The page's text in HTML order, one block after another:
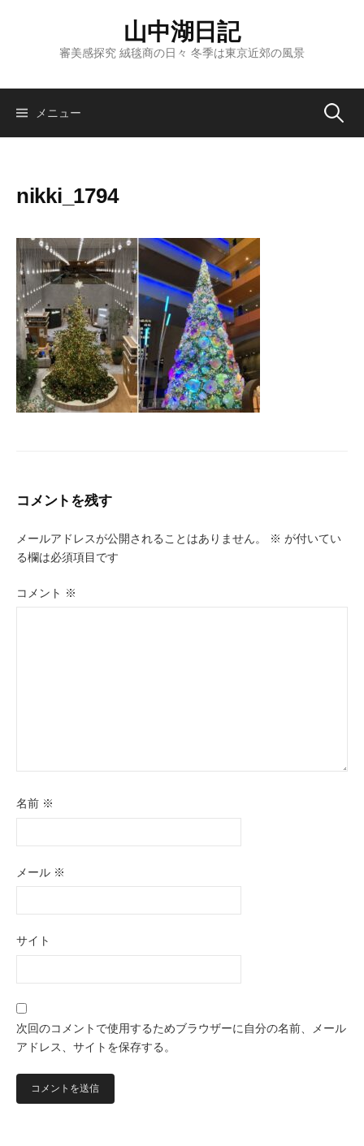
ツ
山中湖日記
審美感探究 絨毯商の日々 冬季は東京近郊の風景
メニュー 検
nikki_1794
コメントを残す
メールアドレスが公開されることはありません。 ※ が付いてい
る欄は必須項目です
コメント ※
名前 ※
メール ※
サイト
次回のコメントで使用するためブラウザーに自分の名前、メール
アドレス、サイトを保存する。